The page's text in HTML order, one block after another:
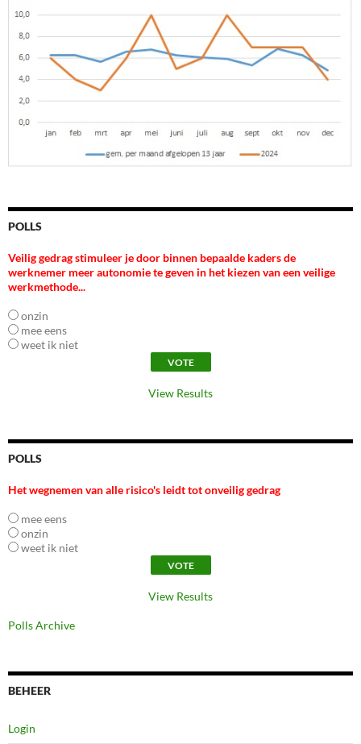
POLLS
Veilig gedrag stimuleer je door binnen bepaalde kaders de
werknemer meer autonomie te geven in het kiezen van een veilige
werkmethode...
onzin
mee eens
weet ik niet
View Results
POLLS
Het wegnemen van alle risico's leidt tot onveilig gedrag
mee eens
onzin
weet ik niet
View Results
Polls Archive
BEHEER
Login